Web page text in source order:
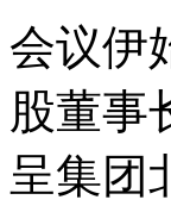
会议伊
股董事
呈集团